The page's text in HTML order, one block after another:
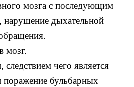
мозга с последующим
нарушение дыхательной
мозг.
чего является
поражение бульбарных